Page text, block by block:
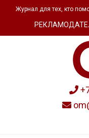
Журнал для тех, кто